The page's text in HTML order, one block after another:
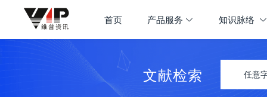
首页 产品服务 知识脉络
文献检索 任意